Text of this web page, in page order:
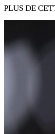
PLUS DE